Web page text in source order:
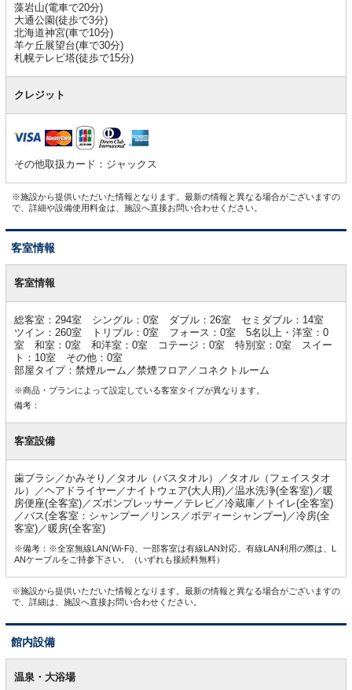
藻岩山(電車で20分)
大通公園(徒歩で3分)
北海道神宮(車で10分)
羊ケ丘展望台(車で30分)
札幌テレビ塔(徒歩で15分)
クレジット
その他取扱カード：ジャックス
※施設から提供いただいた情報となります。最新の情報と異なる場合がございますの
で、詳細や設備使用料金は、施設へ直接お問い合わせください。
客室情報
室客室情報
総客室：294室 シングル：0室 ダブル：26室 セミダブル：14室
ツイン：260室 トリプル：0室 フォース：0室 5名以上・洋室：0
室 和室：0室 和洋室：0室 コテージ：0室 特別室：0室 スイー
ト：10室 その他：0室
部屋タイプ：禁煙ルーム／禁煙フロア／コネクトルーム
※商品・プランによって設定している客室タイプが異なります。
備考：
客室設備
歯ブラシ／かみそり／タオル（バスタオル）／タオル（フェイスタオ
ル）／ヘアドライヤー／ナイトウェア(大人用)／温水洗浄(全客室)／暖
房便座(全客室)／ズボンプレッサー／テレビ／冷蔵庫／トイレ(全客室)
／バス(全客室：シャンプー／リンス／ボディーシャンプー)／冷房(全
客室)／暖房(全客室)
※備考：※全室無線LAN(Wi-Fi)、一部客室は有線LAN対応。有線LAN利用の際は、L
ANケーブルをご持参下さい。（いずれも接続料無料）
※施設から提供いただいた情報となります。最新の情報と異なる場合がございますの
で、詳細は、施設へ直接お問い合わせください。
館内設備
内温泉・大浴場